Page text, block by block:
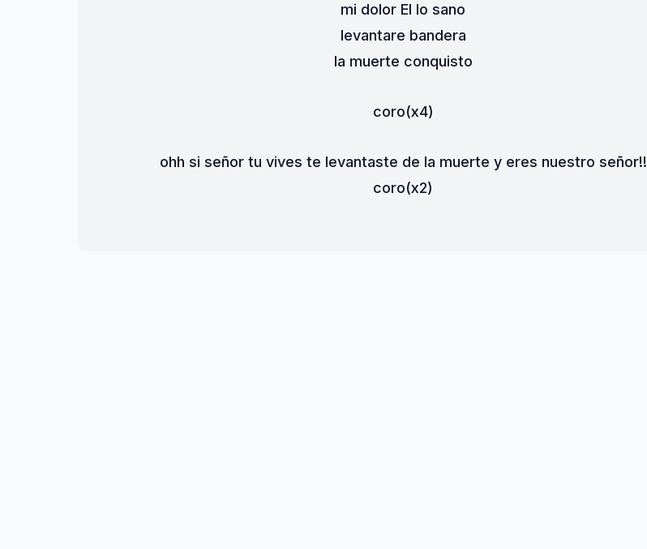
mi dolor El lo sano
levantare bandera
la muerte conquisto
coro(x4)
ohh si señor tu vives te levantaste de la muerte y eres nuestro señor!!
coro(x2)